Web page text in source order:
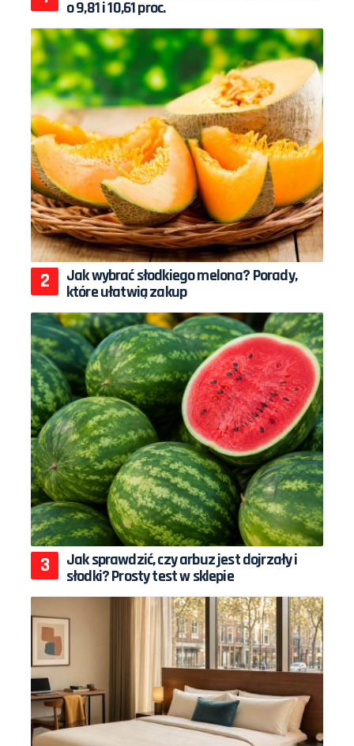
o 9,81 i 10,61 proc.
Jak wybrać słodkiego melona? Porady,
które ułatwią zakup
Jak sprawdzić, czy arbuz jest dojrzały i
słodki? Prosty test w sklepie